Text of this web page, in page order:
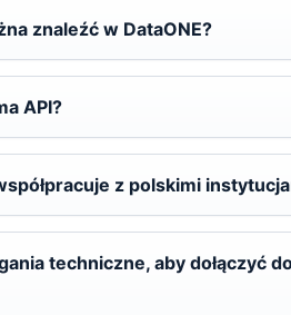
znaleźć w DataONE?
API?
z polskimi
techniczne, aby dołączyć